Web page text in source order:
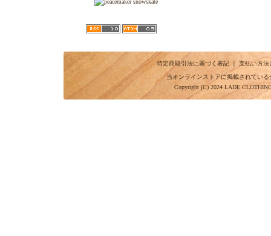
特定商取引法に基づく表記｜ 支払い方法
当オンラインストアに掲載されてい
Copyright (C) 2024 LADE